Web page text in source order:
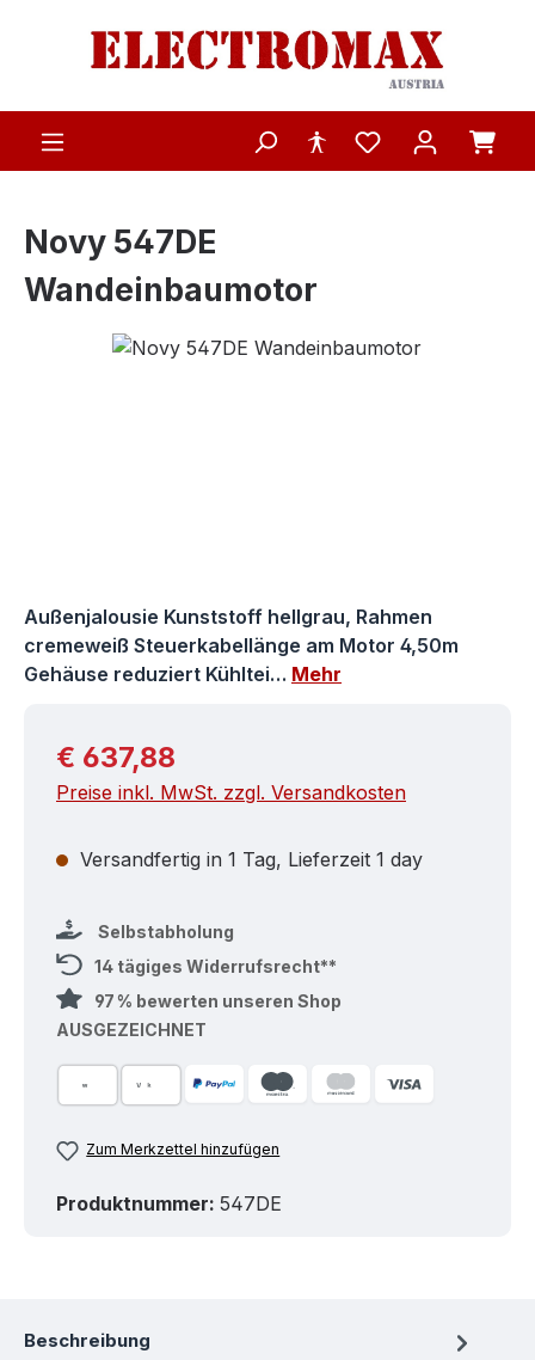
Zum Hauptinhalt springen
Novy 547DE
Wandeinbaumotor
Bildergalerie überspringen
Außenjalousie Kunststoff hellgrau, Rahmen
cremeweiß Steuerkabellänge am Motor 4,50m
Gehäuse reduziert Kühltei… Mehr
Regulärer Preis:
€ 637,88
Preise inkl. MwSt. zzgl. Versandkosten
Versandfertig in 1 Tag, Lieferzeit 1 day
Selbstabholung
14 tägiges Widerrufsrecht**
97 % bewerten unseren Shop
AUSGEZEICHNET
Zum Merkzettel hinzufügen
Produktnummer: 547DE
Beschreibung